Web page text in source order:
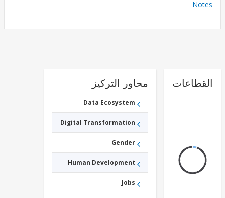
محاور التركيز
Data Ecosystem
Digital Transformation
Gender
Human Development